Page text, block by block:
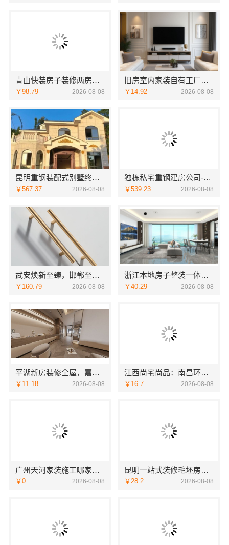
青山快装房子装修两房本地快装
￥98.79 2026-08-08
旧房室内家装自有工厂整体落地福建尚艺空间新材料科技有限公司
￥14.92 2026-08-08
昆明重钢装配式别墅终身维保-云南晟构建筑建材有限公司承诺
￥567.37 2026-08-08
独栋私宅重钢建房公司-云南晟构建筑建材有限公司优选
￥539.23 2026-08-08
武安焕新至臻，邯郸至臻全宅新材料有限公司开启智美生活
￥160.79 2026-08-08
浙江本地房子整装一体化服务施工案例——浙江乐享新材料有限公司
￥40.29 2026-08-08
平湖新房装修全屋，嘉兴家美建材科技环保材料透明
￥11.18 2026-08-08
江西尚宅尚品：南昌环保全屋定制价格
￥16.7 2026-08-08
广州天河家装施工哪家专业新房精匠饰家
￥0 2026-08-08
昆明一站式装修毛坯房，云南至高新型建材有限公司
￥28.2 2026-08-08